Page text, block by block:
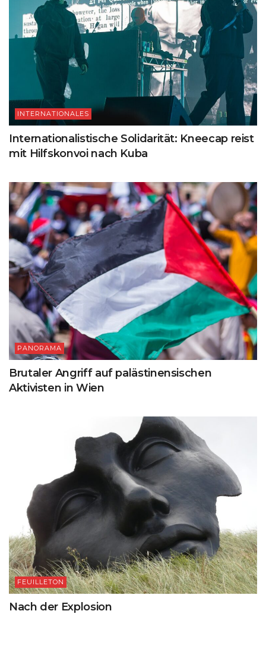
INTERNATIONALES
Internationalistische Solidarität: Kneecap reist
mit Hilfskonvoi nach Kuba
PANORAMA
Brutaler Angriff auf palästinensischen
Aktivisten in Wien
FEUILLETON
Nach der Explosion